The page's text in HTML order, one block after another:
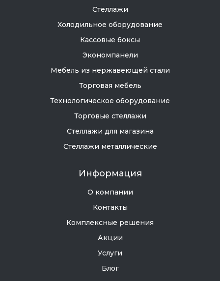
Стеллажи
Холодильное оборудование
Кассовые боксы
Экономпанели
Мебель из нержавеющей стали
Торговая мебель
Технологическое оборудование
Торговые стеллажи
Стеллажи для магазина
Стеллажи металлические
Информация
О компании
Контакты
Комплексные решения
Акции
Услуги
Блог